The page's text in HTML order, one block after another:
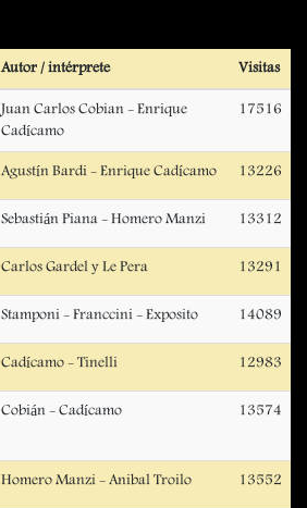
Autor / intérprete Visitas
Juan Carlos Cobian - Enrique
Cadícamo
17516
Agustín Bardi - Enrique Cadícamo 13226
Sebastián Piana - Homero Manzi 13312
Carlos Gardel y Le Pera 13291
Stamponi - Franccini - Exposito 14089
Cadícamo - Tinelli 12983
Cobián - Cadícamo 13574
Homero Manzi - Anibal Troilo 13552